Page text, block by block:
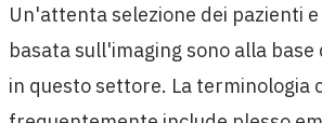
Un'attenta selezione dei pazienti
basata sull'imaging sono alla
in questo settore. La terminologia